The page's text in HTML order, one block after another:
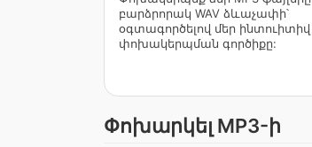
բարձրորակ WAV ձևաչափի՝
օգտագործելով մեր ինտուիտիվ
փոխակերպման գործիքը:
Փոխարկել MP3-ի